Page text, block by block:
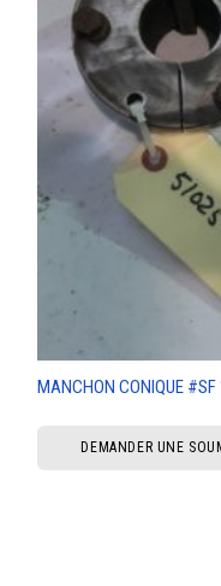
MANCHON CONIQUE #SF
DEMANDER UNE